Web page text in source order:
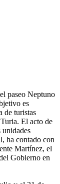
paseo Neptuno
es
de turistas
El acto de
unidades
ha contado con
Martínez, el
Gobierno en